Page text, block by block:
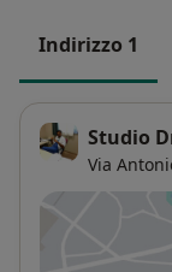
Indirizzo 1
Studio
Via